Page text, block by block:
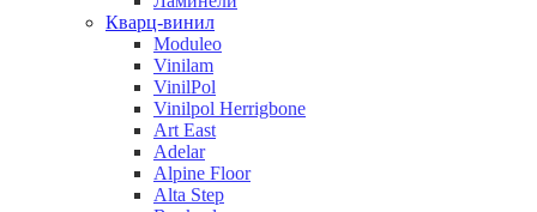
Кварц-винил
Moduleo
Vinilam
VinilPol
Vinilpol Herrigbone
Art East
Adelar
Alpine Floor
Alta Step